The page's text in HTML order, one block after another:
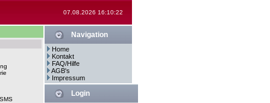
07.08.2026 16:10:22
Navigation
Home
Kontakt
FAQ/Hilfe
AGB's
Impressum
Login